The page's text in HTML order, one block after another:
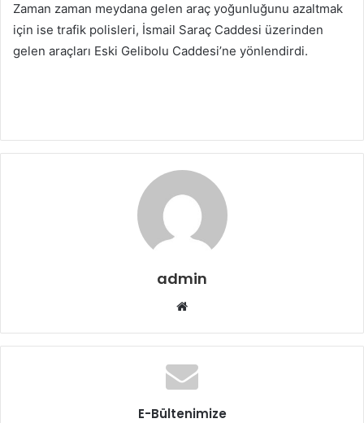
Zaman zaman meydana gelen araç yoğunluğunu azaltmak
için ise trafik polisleri, İsmail Saraç Caddesi üzerinden
gelen araçları Eski Gelibolu Caddesi’ne yönlendirdi.
admin
Web
E-Bültenimize